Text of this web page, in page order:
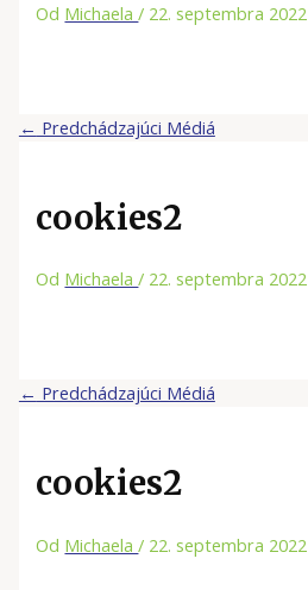
Od Michaela/ 22. septembra 2022
← Predchádzajúci Médiá
cookies2
Od Michaela/ 22. septembra 2022
← Predchádzajúci Médiá
cookies2
Od Michaela/ 22. septembra 2022